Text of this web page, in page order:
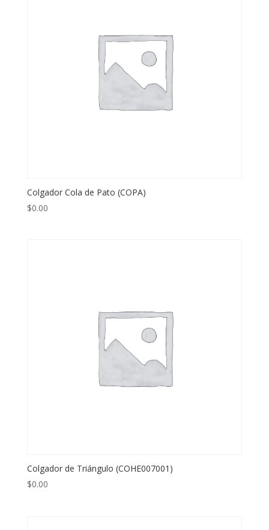
Colgador Cola de Pato (COPA)
$0.00
Colgador de Triángulo (COHE007001)
$0.00